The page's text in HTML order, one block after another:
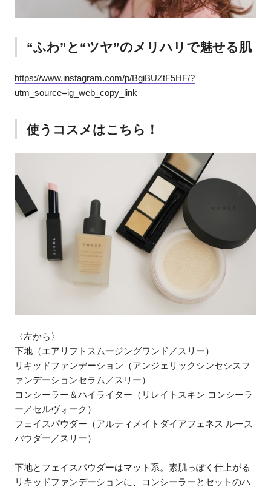
“ふわ”と“ツヤ”のメリハリで魅せる肌
https://www.instagram.com/p/BgiBUZtF5HF/?
utm_source=ig_web_copy_link
使うコスメはこちら！
〈左から〉
下地（エアリフトスムージングワンド／スリー）
リキッドファンデーション（アンジェリックシンセシスフ
ァンデーションセラム／スリー）
コンシーラー＆ハイライター（リレイトスキン コンシーラ
ー／セルヴォーク）
フェイスパウダー（アルティメイトダイアフェネス ルース
パウダー／スリー）
下地とフェイスパウダーはマット系。素肌っぽく仕上がる
リキッドファンデーションに、コンシーラーとセットのハ